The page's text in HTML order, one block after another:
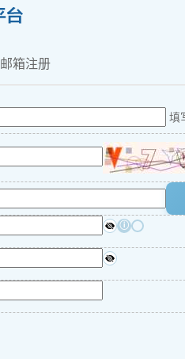
邮箱注册
填
ⓘ